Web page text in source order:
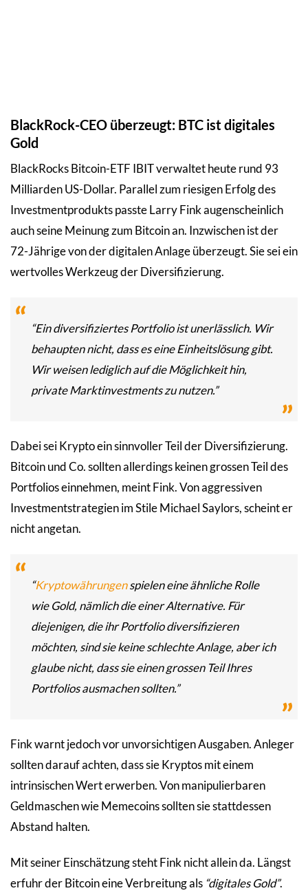
BlackRock-CEO überzeugt: BTC ist digitales
Gold
BlackRocks Bitcoin-ETF IBIT verwaltet heute rund 93
Milliarden US-Dollar. Parallel zum riesigen Erfolg des
Investmentprodukts passte Larry Fink augenscheinlich
auch seine Meinung zum Bitcoin an. Inzwischen ist der
72-Jährige von der digitalen Anlage überzeugt. Sie sei ein
wertvolles Werkzeug der Diversifizierung.
“Ein diversifiziertes Portfolio ist unerlässlich. Wir
behaupten nicht, dass es eine Einheitslösung gibt.
Wir weisen lediglich auf die Möglichkeit hin,
private Marktinvestments zu nutzen.”
Dabei sei Krypto ein sinnvoller Teil der Diversifizierung.
Bitcoin und Co. sollten allerdings keinen grossen Teil des
Portfolios einnehmen, meint Fink. Von aggressiven
Investmentstrategien im Stile Michael Saylors, scheint er
nicht angetan.
“Kryptowährungenspielen eine ähnliche Rolle
wie Gold, nämlich die einer Alternative. Für
diejenigen, die ihr Portfolio diversifizieren
möchten, sind sie keine schlechte Anlage, aber ich
glaube nicht, dass sie einen grossen Teil Ihres
Portfolios ausmachen sollten.”
Fink warnt jedoch vor unvorsichtigen Ausgaben. Anleger
sollten darauf achten, dass sie Kryptos mit einem
intrinsischen Wert erwerben. Von manipulierbaren
Geldmaschen wie Memecoins sollten sie stattdessen
Abstand halten.
Mit seiner Einschätzung steht Fink nicht allein da. Längst
erfuhr der Bitcoin eine Verbreitung als “digitales Gold”.